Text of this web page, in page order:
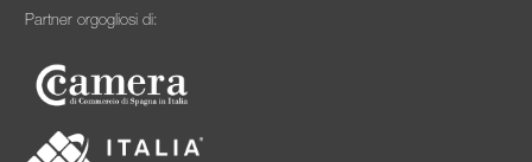
Partner orgogliosi di: